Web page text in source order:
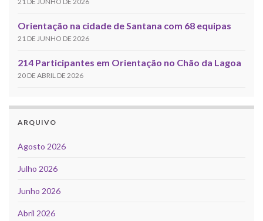
Orientação na cidade de Santana com 68 equipas
21 DE JUNHO DE 2026
214 Participantes em Orientação no Chão da Lagoa
20 DE ABRIL DE 2026
ARQUIVO
Agosto 2026
Julho 2026
Junho 2026
Abril 2026